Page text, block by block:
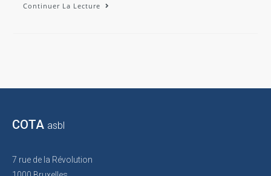
Continuer La Lecture
COTA asbl
7 rue de la Révolution